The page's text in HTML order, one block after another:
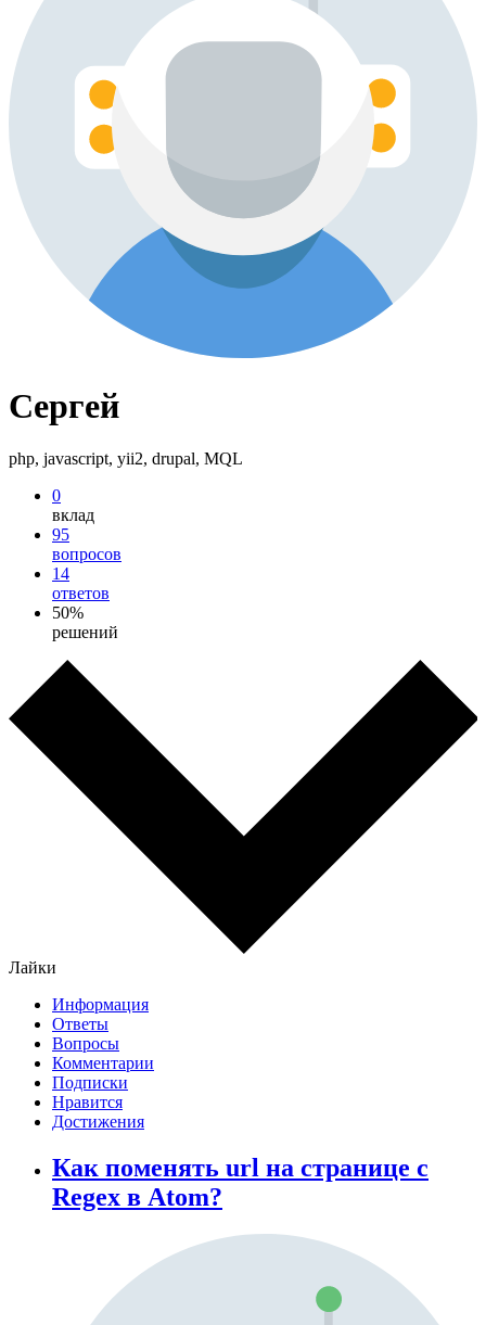
Сергей
php, javascript, yii2, drupal, MQL
0
вклад
95
вопросов
14
ответов
50%
решений
Лайки
Информация
Ответы
Вопросы
Комментарии
Подписки
Нравится
Достижения
Как поменять url на странице с
Regex в Atom?